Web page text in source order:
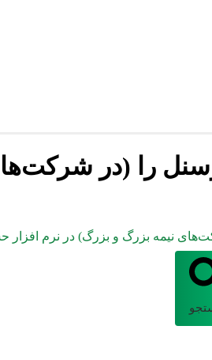
را (در
نیمه بزرگ و بزرگ) در نرم